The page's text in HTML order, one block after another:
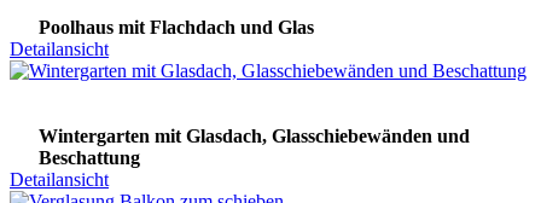
Poolhaus mit Flachdach und Glas
Detailansicht
Wintergarten mit Glasdach, Glasschiebewänden und
Beschattung
Detailansicht